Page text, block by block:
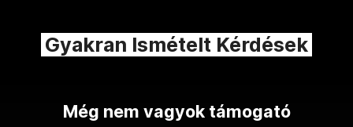
Gyakran Ismételt Kérdések
Még nem vagyok támogató